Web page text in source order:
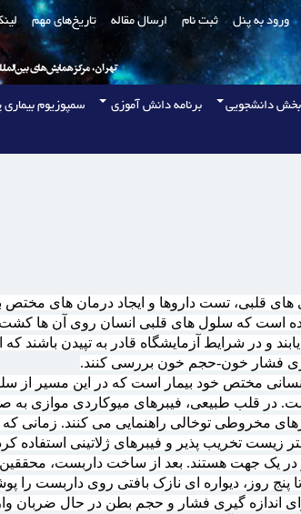
ورود به پنل ثبت ‌نام ارسال مقاله تاريخ‌های مهم
بخش دانشجویی برنامه دانش آموزی
سمپوزیوم بیماری
قلبی، تست داروها و ایجاد درمان های مختص
است که سلول های قلبی انسان روی آن ها کشت
در شرایط آزمایشگاه قادر به تپیدن باشند که
گیری فشار خون-حجم خون بررسی کنند.
مختص خود بیمار است که در این مسیر از
در قلب طبیعی، فیبرهای میوکاردی موازی به
مخروطی توخالی راهنمایی می کنند. زمانی
تخریب پذیر و فیبرهای ژلاتینی استفاده
در یک جهت هستند. بعد از ساخت داربست،
روز، دیواره ای نازک بافتی روی داربست را
اندازه گیری فشار و حجم بطن در حال ضربان